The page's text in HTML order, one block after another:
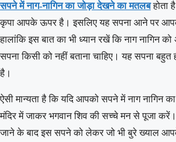
सपने में नाग-नागिन का जोड़ा देखने का मतलबहोता
कृपा आपके ऊपर है। इसलिए यह सपना आने पर
हालांकि इस बात का भी ध्यान रखें कि नाग नागिन
सपना किसी को नहीं बताना चाहिए। यह सपना बहुत
है।
ऐसी मान्यता है कि यदि आपको सपने में नाग नागिन का
मंदिर में जाकर भगवान शिव की सच्चे मन से पूजा
जाने के बाद इस सपने को लेकर जो भी बुरे ख्याल